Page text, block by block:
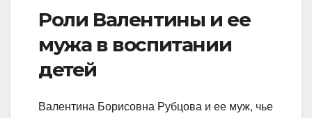
Роли Валентины и ее
мужа в воспитании
детей
Валентина Борисовна Рубцова и ее муж, чье